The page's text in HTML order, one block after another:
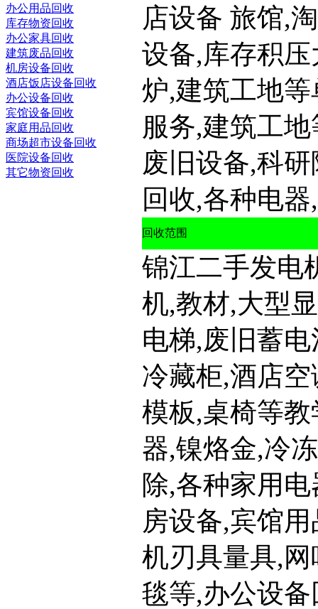
办公用品回收
库存物资回收
办公家具回收
建筑废品回收
机房设备回收
酒店饭店设备回收
办公设备回收
宾馆设备回收
家庭用品回收
商场超市设备回收
医院设备回收
其它物资回收
店设备 旅馆,
设备,库存积
炉,建筑工地
服务,建筑工
废旧设备,科
回收,各种电
回收范围
锦江二手发电
机,教材,大型
电梯,废旧蓄
冷藏柜,酒店
模板,桌椅等
器,镍烙金,冷
除,各种家用
房设备,宾馆
机刃具量具,
毯等,办公设